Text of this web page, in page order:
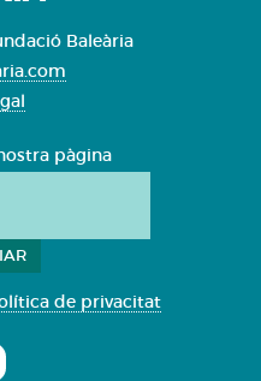
Baleària
pàgina
de privacitat